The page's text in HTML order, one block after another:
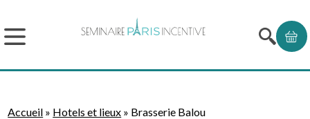
Accueil » Hotels et lieux » Brasserie Balou